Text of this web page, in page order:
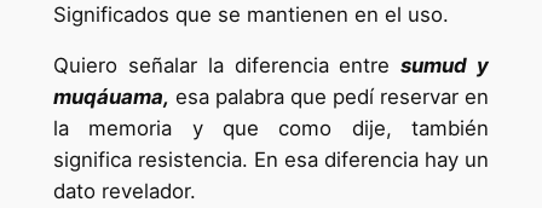
Significados que se mantienen en el uso.
Quiero señalar la diferencia entresumud y
muqáuama, esa palabra que pedí reservar en
la memoria y que como dije, también
significa resistencia. En esa diferencia hay un
dato revelador.